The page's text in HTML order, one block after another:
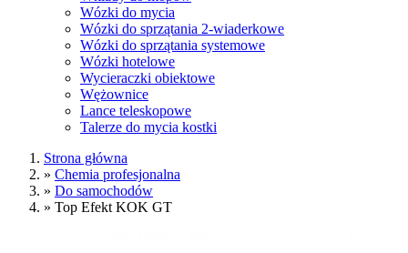
Wózki do mycia
Wózki do sprzątania 2-wiaderkowe
Wózki do sprzątania systemowe
Wózki hotelowe
Wycieraczki obiektowe
Wężownice
Lance teleskopowe
Talerze do mycia kostki
Strona główna
» Chemia profesjonalna
» Do samochodów
» Top Efekt KOK GT